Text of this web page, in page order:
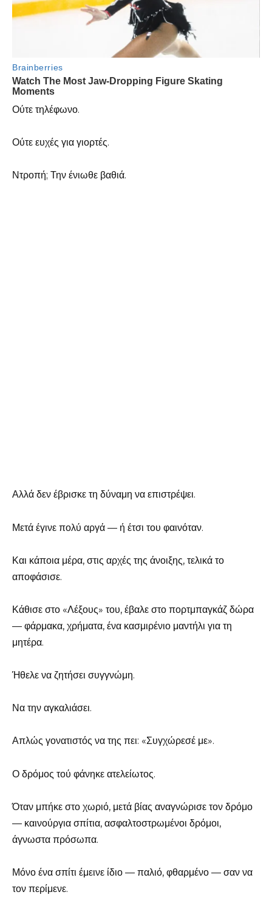
Ούτε τηλέφωνο.
Ούτε ευχές για γιορτές.
Ντροπή; Την ένιωθε βαθιά.
Αλλά δεν έβρισκε τη δύναμη να επιστρέψει.
Μετά έγινε πολύ αργά — ή έτσι του φαινόταν.
Και κάποια μέρα, στις αρχές της άνοιξης, τελικά το
αποφάσισε.
Κάθισε στο «Λέξους» του, έβαλε στο πορτμπαγκάζ δώρα
— φάρμακα, χρήματα, ένα κασμιρένιο μαντήλι για τη
μητέρα.
Ήθελε να ζητήσει συγγνώμη.
Να την αγκαλιάσει.
Απλώς γονατιστός να της πει: «Συγχώρεσέ με».
Ο δρόμος τού φάνηκε ατελείωτος.
Όταν μπήκε στο χωριό, μετά βίας αναγνώρισε τον δρόμο
— καινούργια σπίτια, ασφαλτοστρωμένοι δρόμοι,
άγνωστα πρόσωπα.
Μόνο ένα σπίτι έμεινε ίδιο — παλιό, φθαρμένο — σαν να
τον περίμενε.